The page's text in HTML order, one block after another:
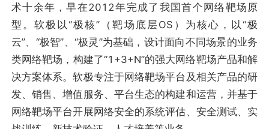
术十余年，早在2012年完成了我国首个网络靶场原
型。软极以“极核”（靶场底层OS）为核心，以“极
云”、“极智”、“极灵”为基础，设计面向不同场景的业务
类网络靶场，构建了“1+3+N”的强大网络靶场产品和解
决方案体系。软极专注于网络靶场平台及相关产品的研
发、销售、增值服务、平台生态的构建和运营，并基于
网络靶场平台开展网络安全的系统评估、安全测试、实